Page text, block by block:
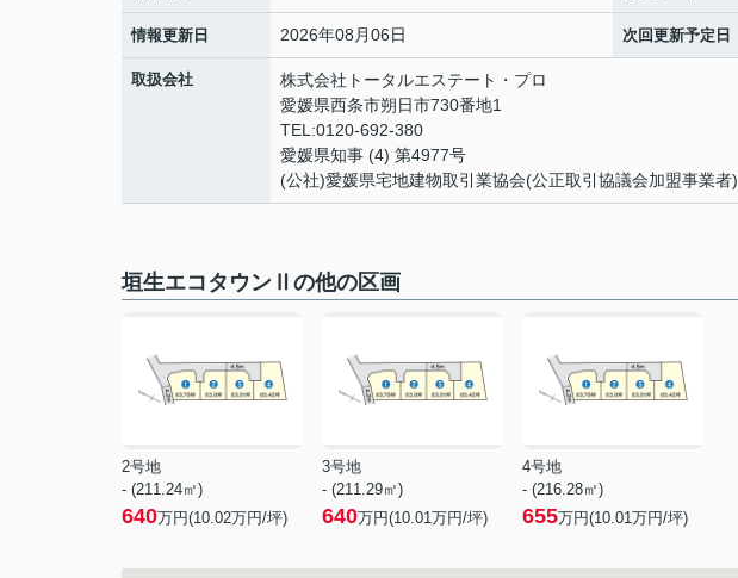
情報更新日 2026年08月06日 次回更新予定日
取扱会社
株式会社トータルエステート・プロ
愛媛県西条市朔日市730番地1
TEL:0120-692-380
愛媛県知事 (4) 第4977号
(公社)愛媛県宅地建物取引業協会(公正取引協議会加盟事業者)
垣生エコタウンⅡの他の区画
2号地
- (211.24㎡)
640万円(10.02万円/坪)
3号地
- (211.29㎡)
640万円(10.01万円/坪)
4号地
- (216.28㎡)
655万円(10.01万円/坪)